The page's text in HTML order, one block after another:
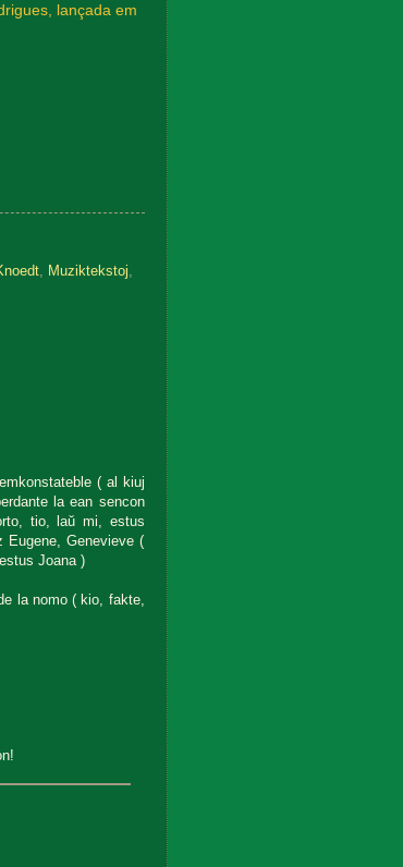
lançada em
, Muziktekstoj
( al kiuj
la ean sencon
tio, laŭ mi, estus
Genevieve (
Joana )
la nomo ( kio, fakte,